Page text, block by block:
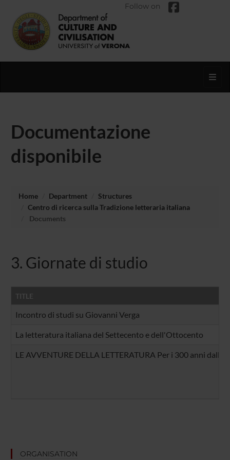
Follow on
Documentazione
disponibile
Home Department
Structures
Centro di ricerca sulla Tradizione letteraria italiana
Documents
3. Giornate di studio
TITLE
Incontro di studi su Giovanni Verga
La letteratura italiana del Settecento e dell'Ottocento
LE AVVENTURE DELLA LETTERATURA Per i 300 anni dalla
ORGANISATION